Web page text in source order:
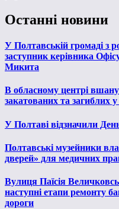
Останні новини
У Полтавській громаді з
заступник керівника
Микита
В обласному центрі
закатованих та загиблих у
У Полтаві відзначили
Полтавські музейники
дверей» для медичних
Вулиця Паїсія
наступні етапи ремонту
дороги